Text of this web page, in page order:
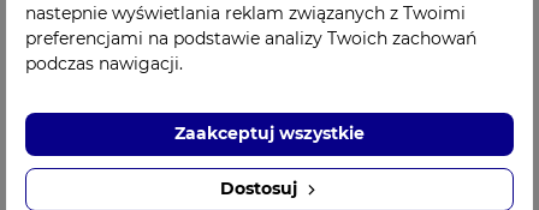
nastepnie wyświetlania reklam związanych z Twoimi
preferencjami na podstawie analizy Twoich zachowań
podczas nawigacji.
Dostosuj
Zaakceptuj wszystkie